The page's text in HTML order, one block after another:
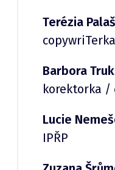
Terézia
Barbora
korektorka /
Lucie
IPŘP